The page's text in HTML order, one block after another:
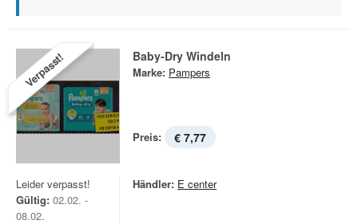
Verpasst! Baby-Dry Windeln
Marke: Pampers
Preis: € 7,77
Leider verpasst!
Gültig: 02.02. -
08.02.
Händler: E center